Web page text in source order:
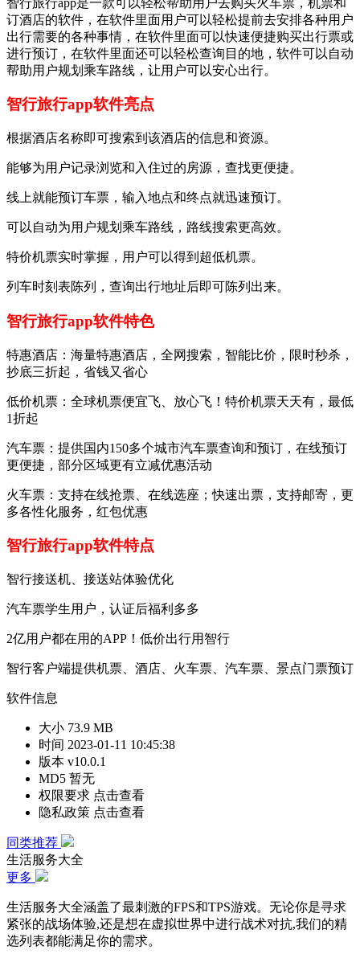
订酒店的软件，在软件里面用户可以轻松提前去安排各种用户
出行需要的各种事情，在软件里面可以快速便捷购买出行票或
进行预订，在软件里面还可以轻松查询目的地，软件可以自动
帮助用户规划乘车路线，让用户可以安心出行。
智行旅行app软件亮点
根据酒店名称即可搜索到该酒店的信息和资源。
能够为用户记录浏览和入住过的房源，查找更便捷。
线上就能预订车票，输入地点和终点就迅速预订。
可以自动为用户规划乘车路线，路线搜索更高效。
特价机票实时掌握，用户可以得到超低机票。
列车时刻表陈列，查询出行地址后即可陈列出来。
智行旅行app软件特色
特惠酒店：海量特惠酒店，全网搜索，智能比价，限时秒杀，
抄底三折起，省钱又省心
低价机票：全球机票便宜飞、放心飞！特价机票天天有，最低
1折起
汽车票：提供国内150多个城市汽车票查询和预订，在线预订
更便捷，部分区域更有立减优惠活动
火车票：支持在线抢票、在线选座；快速出票，支持邮寄，更
多各性化服务，红包优惠
智行旅行app软件特点
智行接送机、接送站体验优化
汽车票学生用户，认证后福利多多
2亿用户都在用的APP！低价出行用智行
智行客户端提供机票、酒店、火车票、汽车票、景点门票预订
软件信息
大小 73.9 MB
时间 2023-01-11 10:45:38
版本 v10.0.1
MD5 暂无
权限要求 点击查看
隐私政策 点击查看
同类推荐
生活服务大全
更多
生活服务大全涵盖了最刺激的FPS和TPS游戏。无论你是寻求
紧张的战场体验,还是想在虚拟世界中进行战术对抗,我们的精
选列表都能满足你的需求。